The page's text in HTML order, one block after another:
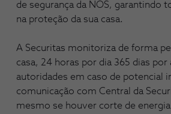
de segurança da NOS, garantindo
na proteção da sua casa.
A Securitas monitoriza de forma
casa, 24 horas por dia 365 dias por
autoridades em caso de potencial
comunicação com Central da
mesmo se houver corte de